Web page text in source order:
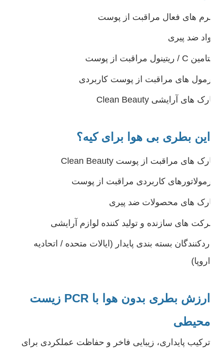
سرم های فعال مراقبت از پوست
مواد ضد پیری
ویتامین C / ریتینول مراقبت از پوست
فرمول های مراقبت از پوست کاربردی
مارک های آرایشی Clean Beauty
این بطری بی هوا برای کیه؟
مارک های مراقبت از پوست Clean Beauty
فرمولاتورهای کاربردی مراقبت از پوست
مارک های محصولات ضد پیری
شرکت های سازنده و تولید کننده لوازم آرایشی
واردکنندگان بسته بندی پایدار (ایالات متحده / اتحادیه
اروپا)
ارزش بطری بدون هوا با PCR زیست
محیطی
ترکیب پایداری، زیبایی فاخر و حفاظت عملکردی برای